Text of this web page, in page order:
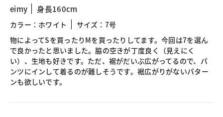
eimy 身長160cm
カラー：ホワイト
サイズ：7号
物によってSを買ったりMを買ったりしてます。今回は7を選ん
で良かったと思いました。脇の空きが丁度良く（見えにく
い）、生地も好きです。ただ、裾がだいぶ広がってるので、パ
ンツにインして着るのが難しそうです。裾広がりがないパター
ンも欲しいです。